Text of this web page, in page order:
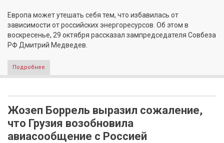
Европа может утешать себя тем, что избавилась от
зависимости от российских энергоресурсов. Об этом в
воскресенье, 29 октября рассказал зампредседателя Совбеза
РФ Дмитрий Медведев.
Подробнее
Жозеп Боррель выразил сожаление,
что Грузия возобновила
авиасообщение с Россией